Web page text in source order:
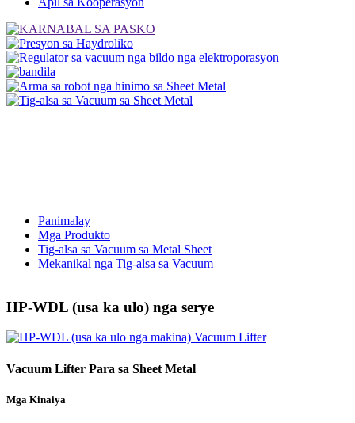
Panimalay
Mga Produkto
Tig-alsa sa Vacuum sa Metal Sheet
Mekanikal nga Tig-alsa sa Vacuum
HP-WDL (usa ka ulo) nga serye
Vacuum Lifter Para sa Sheet Metal
Mga Kinaiya